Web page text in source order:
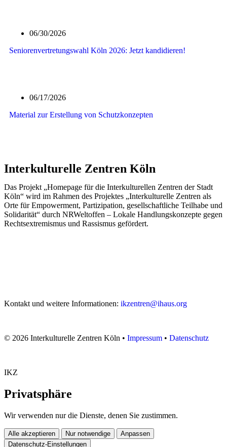
06/30/2026
Seniorenvertretungswahl Köln 2026: Jetzt kandidieren!
06/17/2026
Material zur Erstellung von Schutzkonzepten
Interkulturelle Zentren Köln
Das Projekt „Homepage für die Interkulturellen Zentren der Stadt
Köln“ wird im Rahmen des Projektes „Interkulturelle Zentren als
Orte für Empowerment, Partizipation, gesellschaftliche Teilhabe und
Solidarität“ durch NRWeltoffen – Lokale Handlungskonzepte gegen
Rechtsextremismus und Rassismus gefördert.
Kontakt und weitere Informationen: ikzentren@ihaus.org
© 2026 Interkulturelle Zentren Köln • Impressum • Datenschutz
IKZ
Privatsphäre
Wir verwenden nur die Dienste, denen Sie zustimmen.
Alle akzeptieren Nur notwendige
Anpassen
Datenschutz-Einstellungen